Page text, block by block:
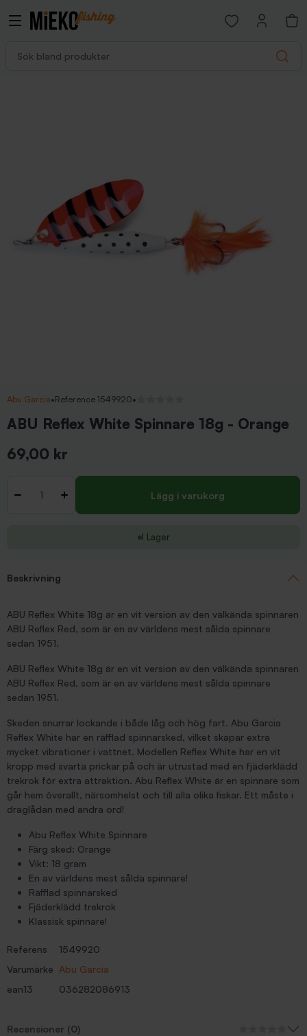
Search
Open favorites
Abu Garcia•Reference 1549920•
ABU Reflex White Spinnare 18g - Orange
69,00 kr
- + Lägg i varukorg
I Lager
Beskrivning
ABU Reflex White 18g är en vit version av den välkända spinnaren
ABU Reflex Red, som är en av världens mest sålda spinnare
sedan 1951.
ABU Reflex White 18g är en vit version av den välkända spinnaren
ABU Reflex Red, som är en av världens mest sålda spinnare
sedan 1951.
Skeden snurrar lockande i både låg och hög fart. Abu Garcia
Reflex White har en räfflad spinnarsked, vilket skapar extra
mycket vibrationer i vattnet. Modellen Reflex White har en vit
kropp med svarta prickar på och är utrustad med en fjäderklädd
trekrok för extra attraktion. Abu Reflex White är en spinnare som
går hem överallt, närsomhelst och till alla olika fiskar. Ett måste i
draglådan med andra ord!
Abu Reflex White Spinnare
Färg sked: Orange
Vikt: 18 gram
En av världens mest sålda spinnare!
Räfflad spinnarsked
Fjäderklädd trekrok
Klassisk spinnare!
Referens
1549920
Varumärke Abu Garcia
ean13
036282086913
Recensioner (0)